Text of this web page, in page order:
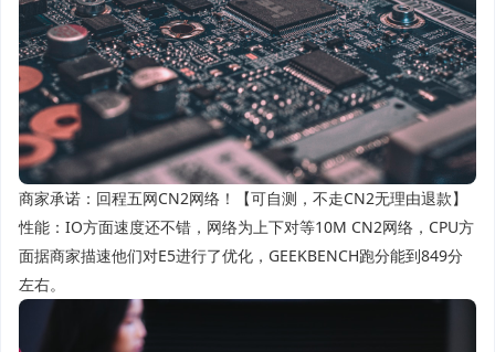
商家承诺：回程五网CN2网络！【可自测，不走CN2无理由退款】
性能：IO方面速度还不错，网络为上下对等10M CN2网络，CPU方
面据商家描速他们对E5进行了优化，GEEKBENCH跑分能到849分
左右。